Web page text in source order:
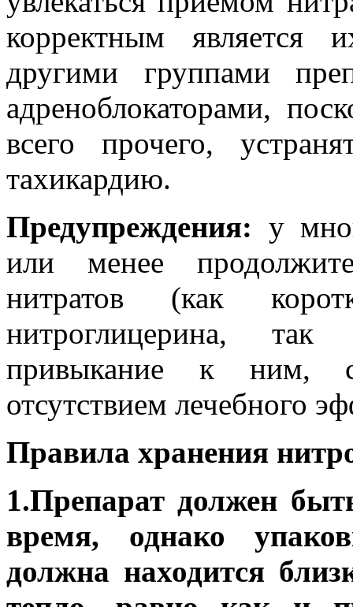
корректным является
другими группами
адреноблокаторами,
всего прочего,
тахикардию.
Предупреждения: у
или менее
нитратов (как
нитроглицерина,
привыкание к ним,
отсутствием лечебного
Правила хранения
1.Препарат должен
время, однако
должна находится